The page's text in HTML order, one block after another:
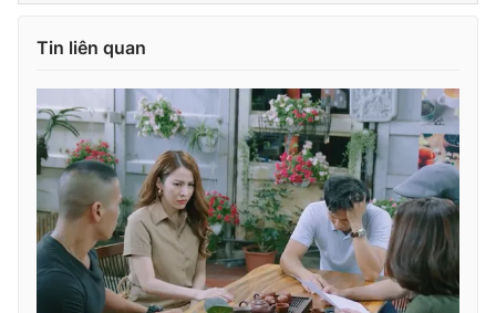
Tin liên quan